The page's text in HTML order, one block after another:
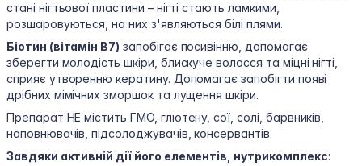
стані нігтьової пластини – нігті стають ламкими,
розшаровуються, на них з'являються білі плями.
Біотин (вітамін В7) запобігає посивінню, допомагає
зберегти молодість шкіри, блискуче волосся та міцні нігті,
сприяє утворенню кератину. Допомагає запобігти появі
дрібних мімічних зморшок та лущення шкіри.
Препарат НЕ містить ГМО, глютену, сої, солі, барвників,
наповнювачів, підсолоджувачів, консервантів.
Завдяки активній дії його елементів, нутрикомплекс: